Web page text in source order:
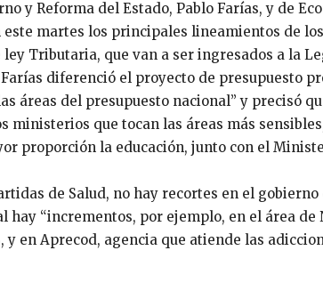
y Reforma del Estado, Pablo Farías, y de
martes los principales lineamientos de
ley Tributaria, que van a ser ingresados a la
diferenció el proyecto de presupuesto
áreas del presupuesto nacional” y precisó
ministerios que tocan las áreas más
proporción la educación, junto con el
de Salud, no hay recortes en el
“incrementos, por ejemplo, en el área de
y en Aprecod, agencia que atiende las